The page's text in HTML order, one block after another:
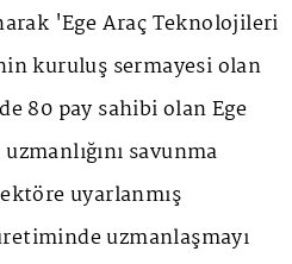
'Ege Araç Teknolojileri
kuruluş sermayesi olan
80 pay sahibi olan Ege
savunma
uyarlanmış
uzmanlaşmayı